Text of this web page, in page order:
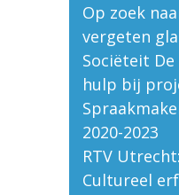
Op zoek
vergeten
Sociëteit
hulp bij
2020-2023
RTV
Cultureel